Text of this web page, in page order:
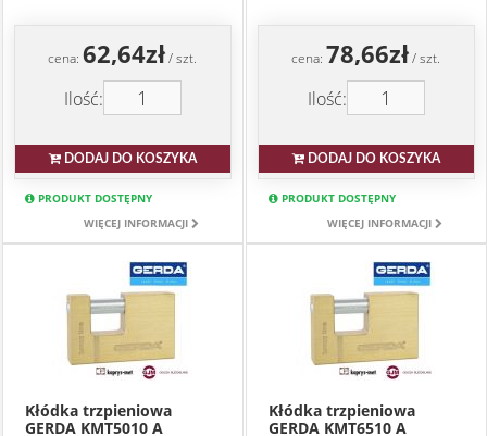
cena:62,64zł/ szt.
Ilość:
DODAJ DO KOSZYKA
PRODUKT DOSTĘPNY
WIĘCEJ INFORMACJI
cena: 78,66zł/ szt.
Ilość:
DODAJ DO KOSZYKA
PRODUKT DOSTĘPNY
WIĘCEJ INFORMACJI
Kłódka trzpieniowa
GERDA KMT5010 A
Kłódka trzpieniowa
GERDA KMT6510 A